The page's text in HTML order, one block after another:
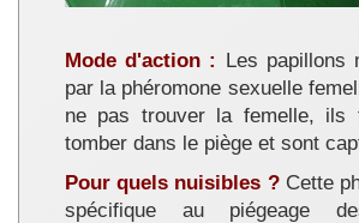
Mode d'action : Les papillons
par la phéromone sexuelle
ne pas trouver la femelle, ils
tomber dans le piège et sont
Pour quels nuisibles ? Cette
spécifique au piégeage